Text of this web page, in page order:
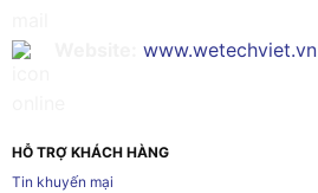
www.wetechviet.vn
HỖ TRỢ KHÁCH HÀNG
Tin khuyến mại